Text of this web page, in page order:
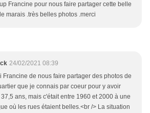
Francine pour nous faire partager cette belle
marais .très belles photos .merci
24/02/2021 08:39
Francine de nous faire partager des photos de
que je connais par coeur pour y avoir
ans, mais c'était entre 1960 et 2000 à une
où les rues étaient belles.<br /> La situation